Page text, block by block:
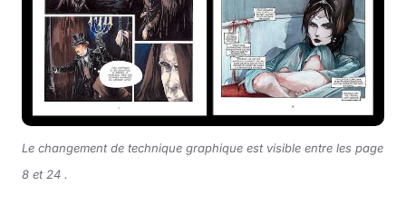
Le changement de technique graphique est visible entre les page
8 et 24 .